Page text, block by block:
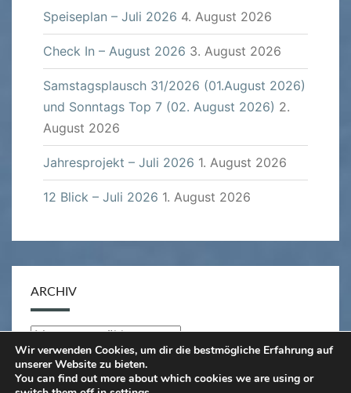
Speiseplan – Juli 2026 4. August 2026
Check In – August 2026 3. August 2026
Samstagsplausch 31/2026 (01.August 2026)
und Sonntags Top 7 (02. August 2026) 2.
August 2026
Jahresprojekt – Juli 2026 1. August 2026
12 Blick – Juli 2026 1. August 2026
ARCHIV
Archiv
Wir verwenden Cookies, um dir die bestmögliche Erfahrung auf
unserer Website zu bieten.
You can find out more about which cookies we are using or